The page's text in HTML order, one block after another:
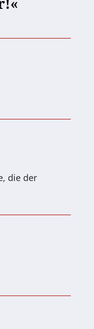
die der